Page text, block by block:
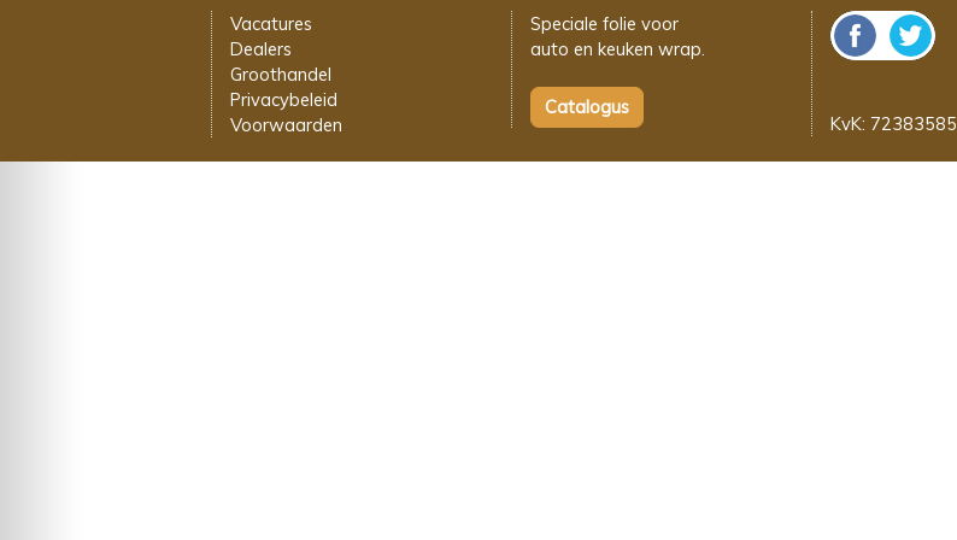
Vacatures
Dealers
Groothandel
Privacybeleid
Voorwaarden
Speciale folie voor
auto en keuken wrap.
KvK: 72383585